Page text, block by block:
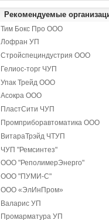
Рекомендуемые
Тим Бокс Про ООО
Лофран УП
Стройспециндустрия ООО
Гелиос-торг ЧУП
Упак Трейд ООО
Асокра ООО
ПластСити ЧУП
Промприборавтоматика ООО
ВитараТрэйд ЧТУП
ЧУП "Ремсинтез"
ООО "РеполимерЭнерго"
ООО "ПУМИ-С"
ООО «ЭлИнПром»
Валарис УП
Промарматура УП